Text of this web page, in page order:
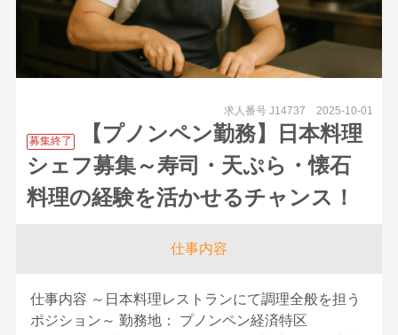
募集終了
【プノンペン勤務】日本料理
シェフ募集～寿司・天ぷら・懐石
料理の経験を活かせるチャンス！
求人番号 J14737 2025-10-01
仕事内容
仕事内容 ～日本料理レストランにて調理全般を担う
ポジション～ 勤務地： プノンペン経済特区